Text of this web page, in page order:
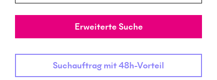
Umkreis
Erweiterte Suche
Suchauftrag mit 48h-Vorteil